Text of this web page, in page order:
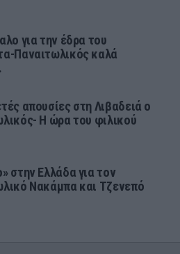
για την έδρα του
Παναιτωλικός καλά
απουσίες στη Λιβαδειά ο
Η ώρα του φιλικού
στην Ελλάδα για τον
Νακάμπα και Τζενεπό